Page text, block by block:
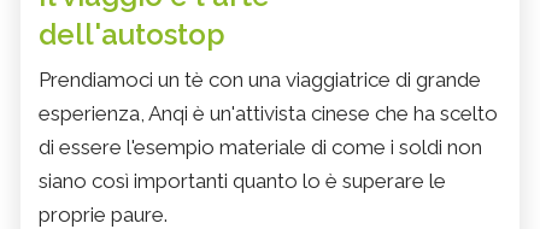
dell'autostop
Prendiamoci un tè con una viaggiatrice di grande
esperienza, Anqi è un'attivista cinese che ha scelto
di essere l'esempio materiale di come i soldi non
siano così importanti quanto lo è superare le
proprie paure.